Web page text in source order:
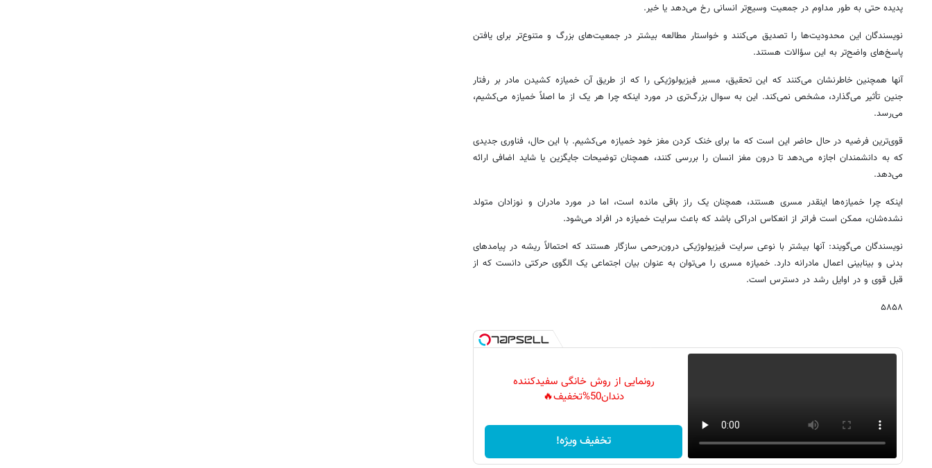
پدیده حتی به طور مداوم در جمعیت وسیع‌تر انسانی رخ می‌دهد یا خیر.
نویسندگان این محدودیت‌ها را تصدیق می‌کنند و خواستار مطالعه‌ بیشتر در جمعیت‌های بزرگ و متنوع‌تر برای یافتن
پاسخ‌های واضح‌تر به این سؤالات هستند.
آنها همچنین خاطرنشان می‌کنند که این تحقیق، مسیر فیزیولوژیکی را که از طریق آن خمیازه کشیدن مادر بر رفتار
جنین تأثیر می‌گذارد، مشخص نمی‌کند. این به سوال بزرگ‌تری در مورد اینکه چرا هر یک از ما اصلاً خمیازه می‌کشیم،
می‌رسد.
قوی‌ترین فرضیه در حال حاضر این است که ما برای خنک کردن مغز خود خمیازه می‌کشیم. با این حال، فناوری جدیدی
که به دانشمندان اجازه می‌دهد تا درون مغز انسان را بررسی کنند، همچنان توضیحات جایگزین یا شاید اضافی ارائه
می‌دهد.
اینکه چرا خمیازه‌ها اینقدر مسری هستند، همچنان یک راز باقی مانده است، اما در مورد مادران و نوزادان متولد
نشده‌شان، ممکن است فراتر از انعکاس ادراکی باشد که باعث سرایت خمیازه در افراد می‌شود.
نویسندگان می‌گویند: آنها بیشتر با نوعی سرایت فیزیولوژیکی درون‌رحمی سازگار هستند که احتمالاً ریشه در پیامدهای
بدنی و بینابینی اعمال مادرانه دارد. خمیازه مسری را می‌توان به عنوان بیان اجتماعی یک الگوی حرکتی دانست که از
قبل قوی و در اوایل رشد در دسترس است.
۵۸۵۸
رونمایی از روش خانگی سفیدکننده
دندان50%تخفیف🔥
تخفیف ویژه!